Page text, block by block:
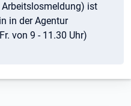
ist
in der Agentur
von 9 - 11.30 Uhr)